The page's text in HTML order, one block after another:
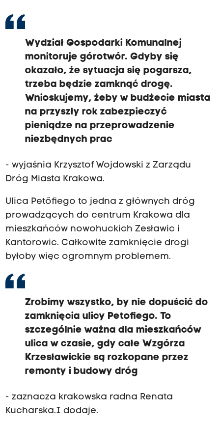
Wydział Gospodarki Komunalnej
monitoruje górotwór. Gdyby się
okazało, że sytuacja się pogarsza,
trzeba będzie zamknąć drogę.
Wnioskujemy, żeby w budżecie miasta
na przyszły rok zabezpieczyć
pieniądze na przeprowadzenie
niezbędnych prac
- wyjaśnia Krzysztof Wojdowski z Zarządu
Dróg Miasta Krakowa.
Ulica Petőfiego to jedna z głównych dróg
prowadzących do centrum Krakowa dla
mieszkańców nowohuckich Zesławic i
Kantorowic. Całkowite zamknięcie drogi
byłoby więc ogromnym problemem.
Zrobimy wszystko, by nie dopuścić do
zamknięcia ulicy Petofiego. To
szczególnie ważna dla mieszkańców
ulica w czasie, gdy całe Wzgórza
Krzesławickie są rozkopane przez
remonty i budowy dróg
- zaznacza krakowska radna Renata
Kucharska.I dodaje.